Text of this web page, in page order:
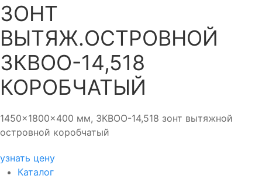
ЗОНТ
ВЫТЯЖ.ОСТРОВНОЙ
ЗКВОО-14,518
КОРОБЧАТЫЙ
1450x1800x400 мм, ЗКВОО-14,518 зонт вытяжной
островной коробчатый
узнать цену
Каталог